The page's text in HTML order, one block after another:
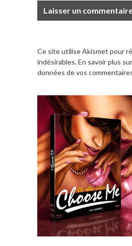
Ce site utilise Akismet pour
indésirables.En savoir plus
données de vos